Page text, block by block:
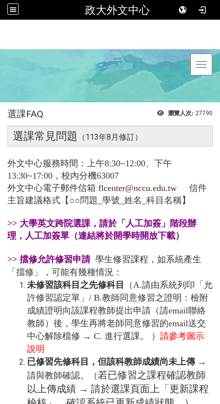
政大外文中心
瀏覽人次: 27790
選課FAQ
選課常見問題 （113年8月修訂）
外文中心服務時間：上午8:30~12:00、下午
13:30~17:00，校內分機63007
外文中心電子郵件信箱 flcenter@nccu.edu.tw 信件
主旨建議格式【○○問題_學號_姓名_科目名稱】
>> 大學英文跨院選課，請於「人工加簽」階段辦
理，人工加簽單（連結將於開學時開放下載）
>> 擋修允許修習申請 學生修習課程，如系統產生
「擋修」，可能有幾種情況：
未修習該科目之先修科目
（A.請由系統列印「允
許修習認定單」/ B.教師同意修習之證明：檢附
成績證明向該課程教師提出申請（請email聯絡
教師）後，學生再將老師同意修習的email送交
中心解除檔修 → C. 進行選課。 ） 請參考圖示
說明
已修習先修科目，但該科教師成績尚未上傳→
請與教師確認。（ 若已修習之課程確認教師
以上傳成績 → 請於選課頁面上「更新課程